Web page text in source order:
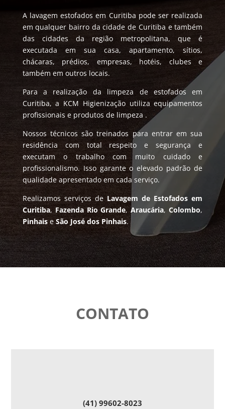
A lavagem estofados em Curitiba pode ser realizada
em qualquer bairro da cidade de Curitiba e também
das cidades da região metropolitana, que é
executada em sua casa, apartamento, sítios,
chácaras, prédios, empresas, hotéis, clubes e
também em outros locais.
Para a realização da limpeza de estofados em
Curitiba, a KCM Higienização utiliza equipamentos
profissionais e produtos de limpeza .
Nossos técnicos são treinados para entrar em sua
residência com total respeito e segurança e
executam o trabalho com muito cuidado e
profissionalismo. Isso garante o elevado padrão de
qualidade apresentado em cada serviço.
Realizamos serviços de Lavagem de Estofados em
Curitiba, Fazenda Rio Grande,Araucária,Colombo,
PinhaiseSão José dos Pinhais.
CONTATO
(41) 99602-8023